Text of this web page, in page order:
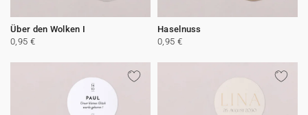
Über den Wolken I
0,95 €
Haselnuss
0,95 €